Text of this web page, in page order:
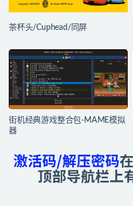
茶杯头/Cuphead/同屏
街机经典游戏整合包-MAME模拟
器